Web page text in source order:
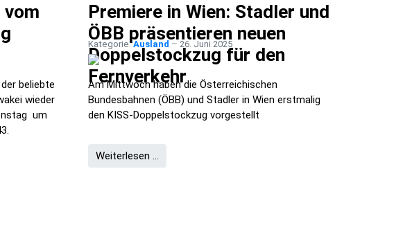
beliebte
wieder
um
Premiere in Wien: Stadler und
ÖBB präsentieren neuen
Doppelstockzug für den
Fernverkehr
Kategorie:Ausland 26. Juni 2025
Am Mittwoch haben die Österreichischen
Bundesbahnen (ÖBB) und Stadler in Wien erstmalig
den KISS-Doppelstockzug vorgestellt
Weiterlesen …